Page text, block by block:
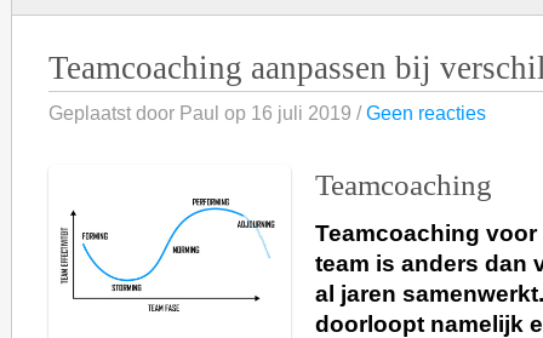
Teamcoaching aanpassen bij
Geplaatst door Paul op 16 juli 2019 /Geen reacties
Teamcoaching
Teamcoaching
team is anders dan
al jaren
doorloopt namelijk